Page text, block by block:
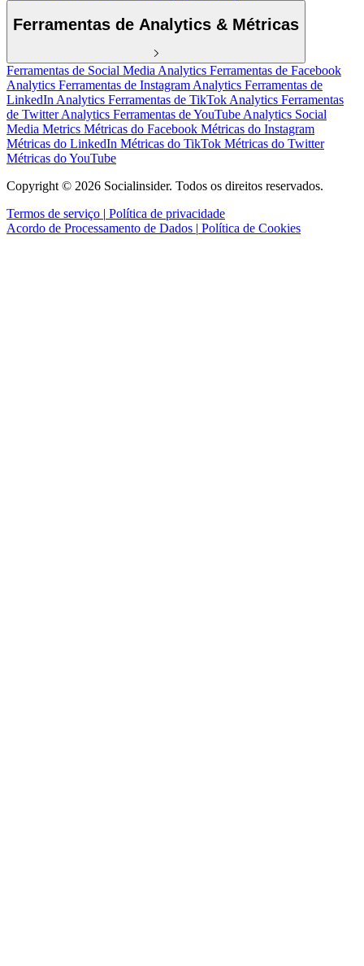
Ferramentas de Analytics & Métricas
Ferramentas de Social Media Analytics Ferramentas de Facebook
Analytics Ferramentas de Instagram Analytics Ferramentas de
LinkedIn Analytics Ferramentas de TikTok Analytics Ferramentas
de Twitter Analytics Ferramentas de YouTube Analytics Social
Media Metrics Métricas do Facebook Métricas do Instagram
Métricas do LinkedIn Métricas do TikTok Métricas do Twitter
Métricas do YouTube
Copyright © 2026 Socialinsider. Todos os direitos reservados.
Termos de serviço | Política de privacidade
Acordo de Processamento de Dados | Política de Cookies